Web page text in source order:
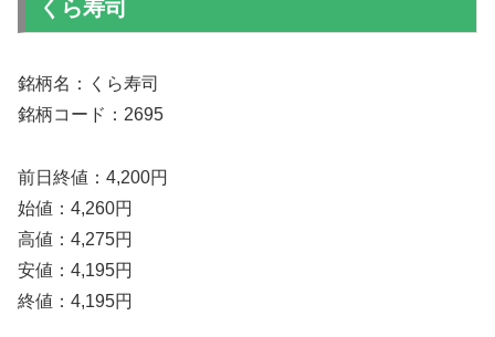
くら寿司
銘柄名：くら寿司
銘柄コード：2695
前日終値：4,200円
始値：4,260円
高値：4,275円
安値：4,195円
終値：4,195円